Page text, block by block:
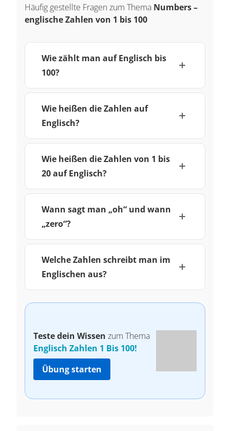
Häufig gestellte Fragen zum Thema Numbers –
englische Zahlen von 1 bis 100
Wie zählt man auf Englisch bis
100?
Wie heißen die Zahlen auf
Englisch?
Wie heißen die Zahlen von 1 bis
20 auf Englisch?
Wann sagt man „oh“ und wann
„zero“?
Welche Zahlen schreibt man im
Englischen aus?
Teste dein Wissen zum Thema
Englisch Zahlen 1 Bis 100!
Übung starten